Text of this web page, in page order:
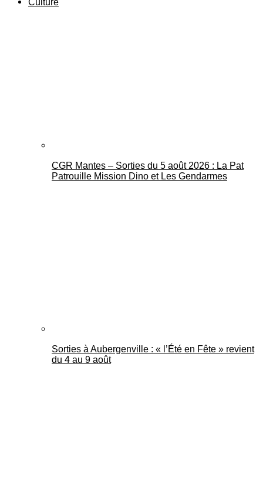
Culture
CGR Mantes – Sorties du 5 août 2026 : La Pat
Patrouille Mission Dino et Les Gendarmes
Sorties à Aubergenville : « l’Été en Fête » revient
du 4 au 9 août